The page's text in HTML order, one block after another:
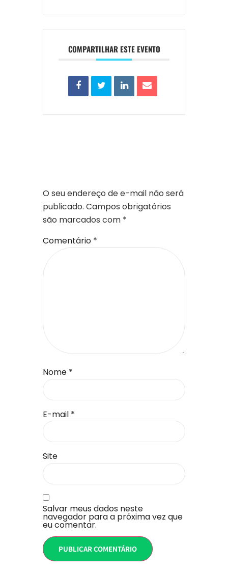
COMPARTILHAR ESTE EVENTO
O seu endereço de e-mail não será
publicado. Campos obrigatórios
são marcados com *
Comentário *
Nome *
E-mail *
Site
Salvar meus dados neste
navegador para a próxima vez que
eu comentar.